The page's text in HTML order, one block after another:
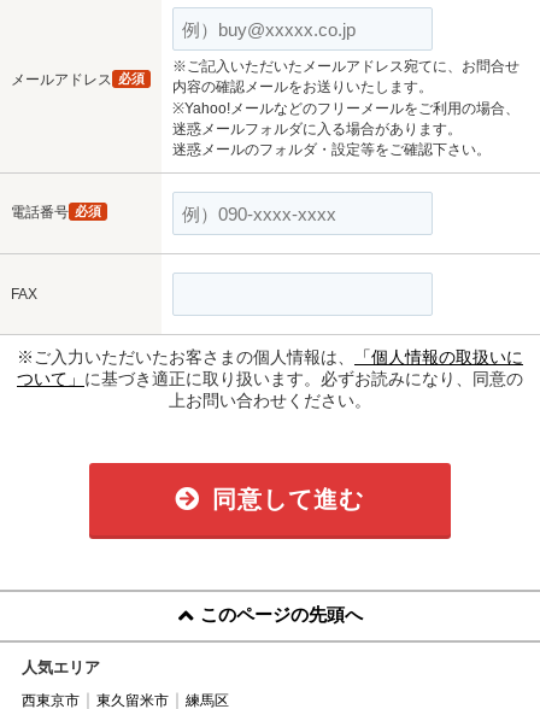
メールアドレス 必須
※ご記入いただいたメールアドレス宛てに、お問合せ
内容の確認メールをお送りいたします。
※Yahoo!メールなどのフリーメールをご利用の場合、
迷惑メールフォルダに入る場合があります。
迷惑メールのフォルダ・設定等をご確認下さい。
電話番号 必須
FAX
※ご入力いただいたお客さまの個人情報は、
「個人情報の取扱いに
ついて」 に基づき適正に取り扱います。必ずお読みになり、同意の
上お問い合わせください。
同意して進む
このページの先頭へ
人気エリア
西東京市 東久留米市 練馬区